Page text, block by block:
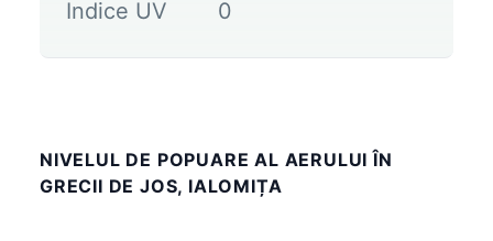
Indice UV
0
NIVELUL DE POPUARE AL AERULUI ÎN
GRECII DE JOS, IALOMIȚA